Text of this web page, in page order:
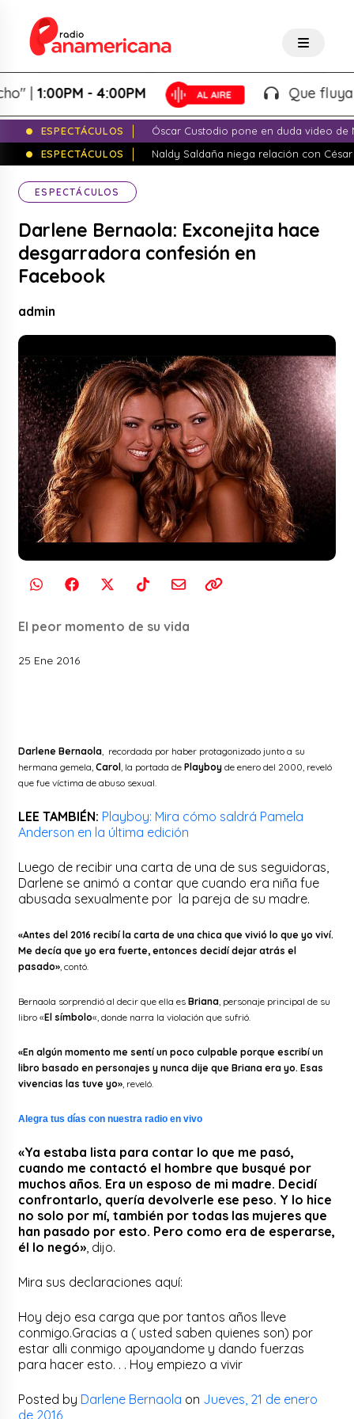
1:00PM - 4:00PM Que fluya la
ESPECTÁCULOS
Óscar Custodio pone en duda video de
ESPECTÁCULOS
Naldy Saldaña niega relación con
ESPECTÁCULOS
Darlene Bernaola: Exconejita hace
desgarradora confesión en
Facebook
admin
El peor momento de su vida
25 Ene 2016
Darlene Bernaola , recordada por haber protagonizado junto a su
hermana gemela,Carol , la portada dePlayboy de enero del 2000, reveló
que fue víctima de abuso sexual.
LEE TAMBIÉN: Playboy: Mira cómo saldrá Pamela
Anderson en la última edición
Luego de recibir una carta de una de sus seguidoras,
Darlene se animó a contar que cuando era niña fue
abusada sexualmente por la pareja de su madre.
«Antes del 2016 recibí la carta de una chica que vivió lo que yo viví.
Me decía que yo era fuerte, entonces decidí dejar atrás el
pasado» , contó.
Bernaola sorprendió al decir que ella es Briana , personaje principal de su
libro «El símbolo«, donde narra la violación que sufrió.
«En algún momento me sentí un poco culpable porque escribí un
libro basado en personajes y nunca dije que Briana era yo. Esas
vivencias las tuve yo» , reveló.
Alegra tus días con nuestra radio en vivo
«Ya estaba lista para contar lo que me pasó,
cuando me contactó el hombre que busqué por
muchos años. Era un esposo de mi madre. Decidí
confrontarlo, quería devolverle ese peso. Y lo hice
no solo por mí, también por todas las mujeres que
han pasado por esto. Pero como era de esperarse,
él lo negó» , dijo.
Mira sus declaraciones aquí:
Hoy dejo esa carga que por tantos años lleve
conmigo.Gracias a ( usted saben quienes son) por
estar alli conmigo apoyandome y dando fuerzas
para hacer esto. . . Hoy empiezo a vivir
Posted by Darlene Bernaola on Jueves, 21 de enero
de 2016